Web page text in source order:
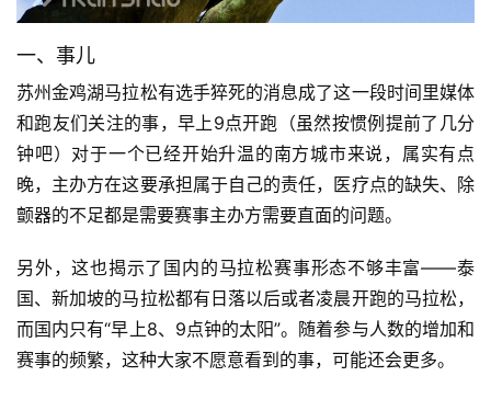
一、事儿
苏州金鸡湖马拉松有选手猝死的消息成了这一段时间里媒体
和跑友们关注的事，早上9点开跑（虽然按惯例提前了几分
钟吧）对于一个已经开始升温的南方城市来说，属实有点
晚，主办方在这要承担属于自己的责任，医疗点的缺失、除
颤器的不足都是需要赛事主办方需要直面的问题。
另外，这也揭示了国内的马拉松赛事形态不够丰富——泰
国、新加坡的马拉松都有日落以后或者凌晨开跑的马拉松，
而国内只有“早上8、9点钟的太阳”。随着参与人数的增加和
赛事的频繁，这种大家不愿意看到的事，可能还会更多。